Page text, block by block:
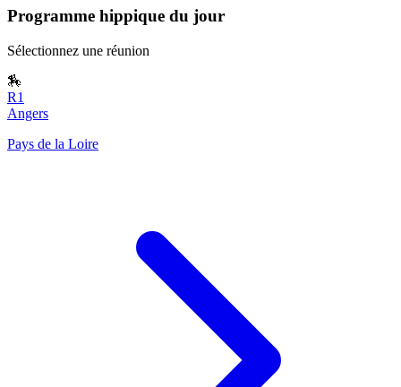
Programme hippique du jour
Sélectionnez une réunion
🏇
R1
Angers
Pays de la Loire